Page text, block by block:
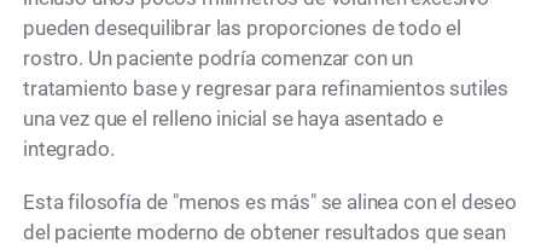
pueden desequilibrar las proporciones de todo el
rostro. Un paciente podría comenzar con un
tratamiento base y regresar para refinamientos sutiles
una vez que el relleno inicial se haya asentado e
integrado.
Esta filosofía de "menos es más" se alinea con el deseo
del paciente moderno de obtener resultados que sean